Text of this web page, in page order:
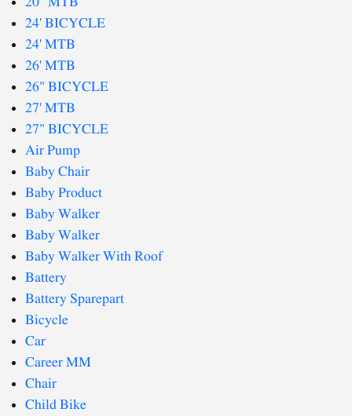
24' BICYCLE
24' MTB
26' MTB
26" BICYCLE
27' MTB
27" BICYCLE
Air Pump
Baby Chair
Baby Product
Baby Walker
Baby Walker
Baby Walker With Roof
Battery
Battery Sparepart
Bicycle
Car
Career MM
Chair
Child Bike